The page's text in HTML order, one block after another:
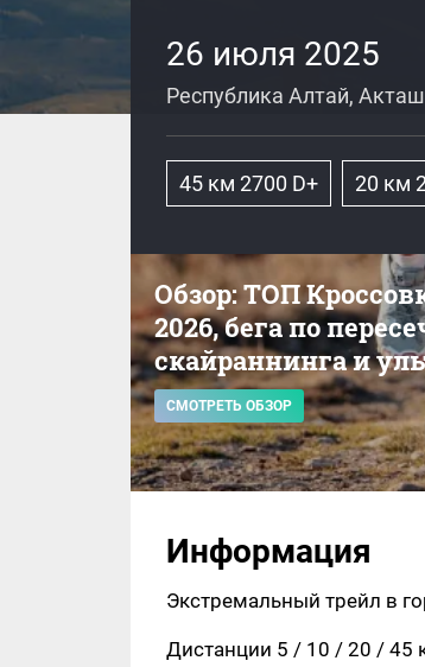
26 июля 2025
Республика Алтай, Акташ
45 км 2700 D+ 20 км
Обзор: ТОП
2026, бега по
скайраннинга и
СМОТРЕТЬ ОБЗОР
Информация
Экстремальный трейл в
Дистанции 5 / 10 / 20 / 45